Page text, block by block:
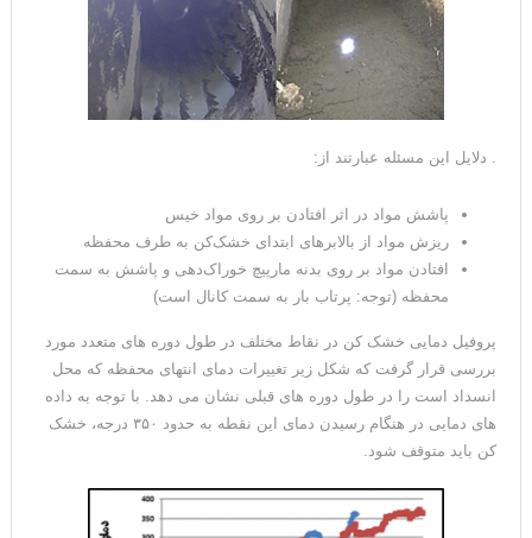
. دلایل این مسئله عبارتند از:
پاشش مواد در اثر افتادن بر روی مواد خیس
ریزش مواد از بالابرهای ابتدای خشک‌کن به طرف محفظه
افتادن مواد بر روی بدنه مارپیچ خوراک‌دهی و پاشش به سمت
محفظه (توجه: پرتاب بار به سمت کانال است)
پروفیل دمایی خشک کن در نقاط مختلف در طول دوره های متعدد مورد
بررسی قرار گرفت که شکل زیر تغییرات دمای انتهای محفظه که محل
انسداد است را در طول دوره های قبلی نشان می دهد. با توجه به داده
های دمایی در هنگام رسیدن دمای این نقطه به حدود ۳۵۰ درجه، خشک
کن باید متوقف شود.